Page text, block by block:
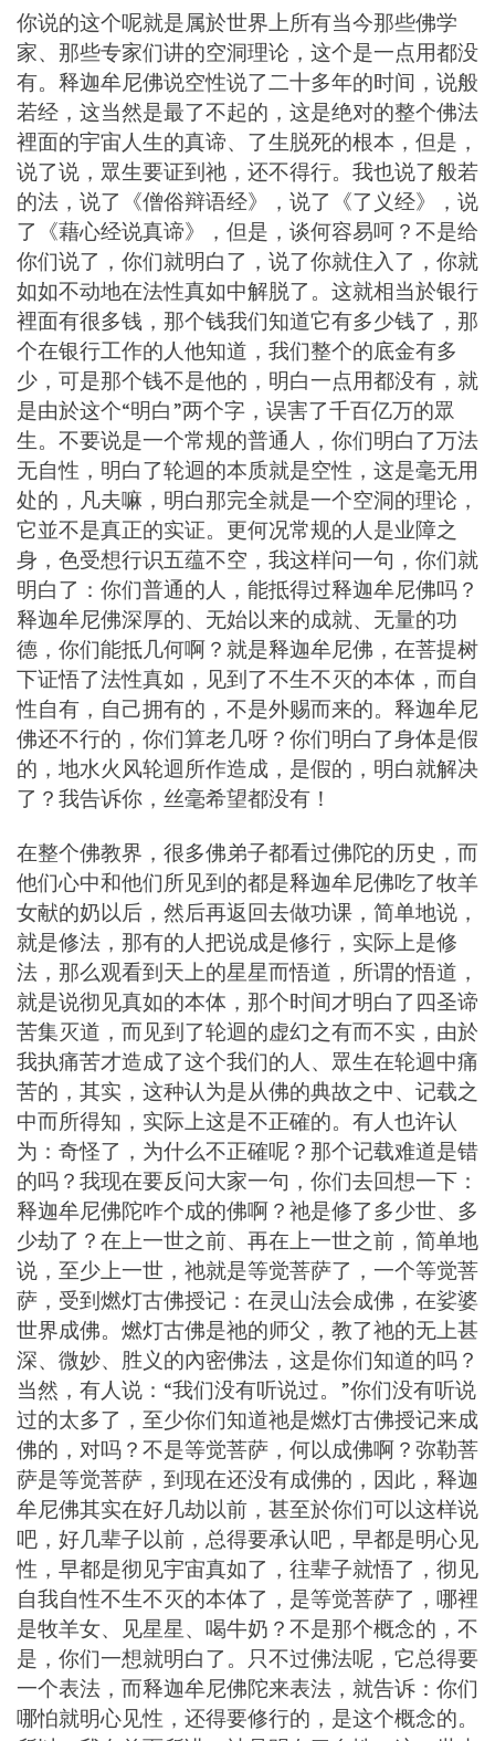
你说的这个呢就是属於世界上所有当今那些佛学
家、那些专家们讲的空洞理论，这个是一点用都没
有。释迦牟尼佛说空性说了二十多年的时间，说般
若经，这当然是最了不起的，这是绝对的整个佛法
裡面的宇宙人生的真谛、了生脱死的根本，但是，
说了说，眾生要证到祂，还不得行。我也说了般若
的法，说了《僧俗辩语经》，说了《了义经》，说
了《藉心经说真谛》，但是，谈何容易呵？不是给
你们说了，你们就明白了，说了你就住入了，你就
如如不动地在法性真如中解脱了。这就相当於银行
裡面有很多钱，那个钱我们知道它有多少钱了，那
个在银行工作的人他知道，我们整个的底金有多
少，可是那个钱不是他的，明白一点用都没有，就
是由於这个“明白”两个字，误害了千百亿万的眾
生。不要说是一个常规的普通人，你们明白了万法
无自性，明白了轮迴的本质就是空性，这是毫无用
处的，凡夫嘛，明白那完全就是一个空洞的理论，
它並不是真正的实证。更何况常规的人是业障之
身，色受想行识五蕴不空，我这样问一句，你们就
明白了：你们普通的人，能抵得过释迦牟尼佛吗？
释迦牟尼佛深厚的、无始以来的成就、无量的功
德，你们能抵几何啊？就是释迦牟尼佛，在菩提树
下证悟了法性真如，见到了不生不灭的本体，而自
性自有，自己拥有的，不是外赐而来的。释迦牟尼
佛还不行的，你们算老几呀？你们明白了身体是假
的，地水火风轮迴所作造成，是假的，明白就解决
了？我告诉你，丝毫希望都没有！
在整个佛教界，很多佛弟子都看过佛陀的历史，而
他们心中和他们所见到的都是释迦牟尼佛吃了牧羊
女献的奶以后，然后再返回去做功课，简单地说，
就是修法，那有的人把说成是修行，实际上是修
法，那么观看到天上的星星而悟道，所谓的悟道，
就是说彻见真如的本体，那个时间才明白了四圣谛
苦集灭道，而见到了轮迴的虚幻之有而不实，由於
我执痛苦才造成了这个我们的人、眾生在轮迴中痛
苦的，其实，这种认为是从佛的典故之中、记载之
中而所得知，实际上这是不正確的。有人也许认
为：奇怪了，为什么不正確呢？那个记载难道是错
的吗？我现在要反问大家一句，你们去回想一下：
释迦牟尼佛陀咋个成的佛啊？祂是修了多少世、多
少劫了？在上一世之前、再在上一世之前，简单地
说，至少上一世，祂就是等觉菩萨了，一个等觉菩
萨，受到燃灯古佛授记：在灵山法会成佛，在娑婆
世界成佛。燃灯古佛是祂的师父，教了祂的无上甚
深、微妙、胜义的內密佛法，这是你们知道的吗？
当然，有人说：“我们没有听说过。”你们没有听说
过的太多了，至少你们知道祂是燃灯古佛授记来成
佛的，对吗？不是等觉菩萨，何以成佛啊？弥勒菩
萨是等觉菩萨，到现在还没有成佛的，因此，释迦
牟尼佛其实在好几劫以前，甚至於你们可以这样说
吧，好几辈子以前，总得要承认吧，早都是明心见
性，早都是彻见宇宙真如了，往辈子就悟了，彻见
自我自性不生不灭的本体了，是等觉菩萨了，哪裡
是牧羊女、见星星、喝牛奶？不是那个概念的，不
是，你们一想就明白了。只不过佛法呢，它总得要
一个表法，而释迦牟尼佛陀来表法，就告诉：你们
哪怕就明心见性，还得要修行的，是这个概念的。